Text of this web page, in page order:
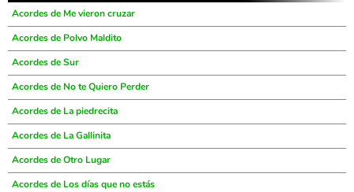
Acordes de Me vieron cruzar
Acordes de Polvo Maldito
Acordes de Sur
Acordes de No te Quiero Perder
Acordes de La piedrecita
Acordes de La Gallinita
Acordes de Otro Lugar
Acordes de Los días que no estás